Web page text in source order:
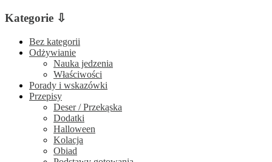
Kategorie ⇩
Bez kategorii
Odżywianie
Nauka jedzenia
Właściwości
Porady i wskazówki
Przepisy
Deser / Przekąska
Dodatki
Halloween
Kolacja
Obiad